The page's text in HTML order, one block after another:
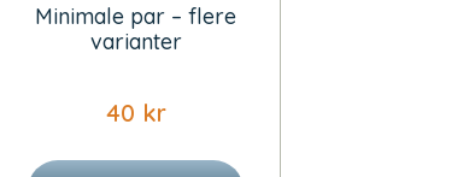
Minimale par – flere
varianter
40 kr